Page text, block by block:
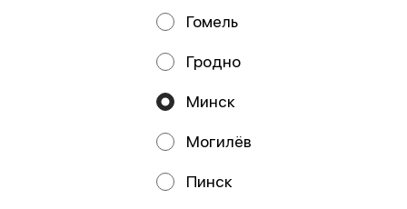
Гомель
Гродно
Минск
Могилёв
Пинск